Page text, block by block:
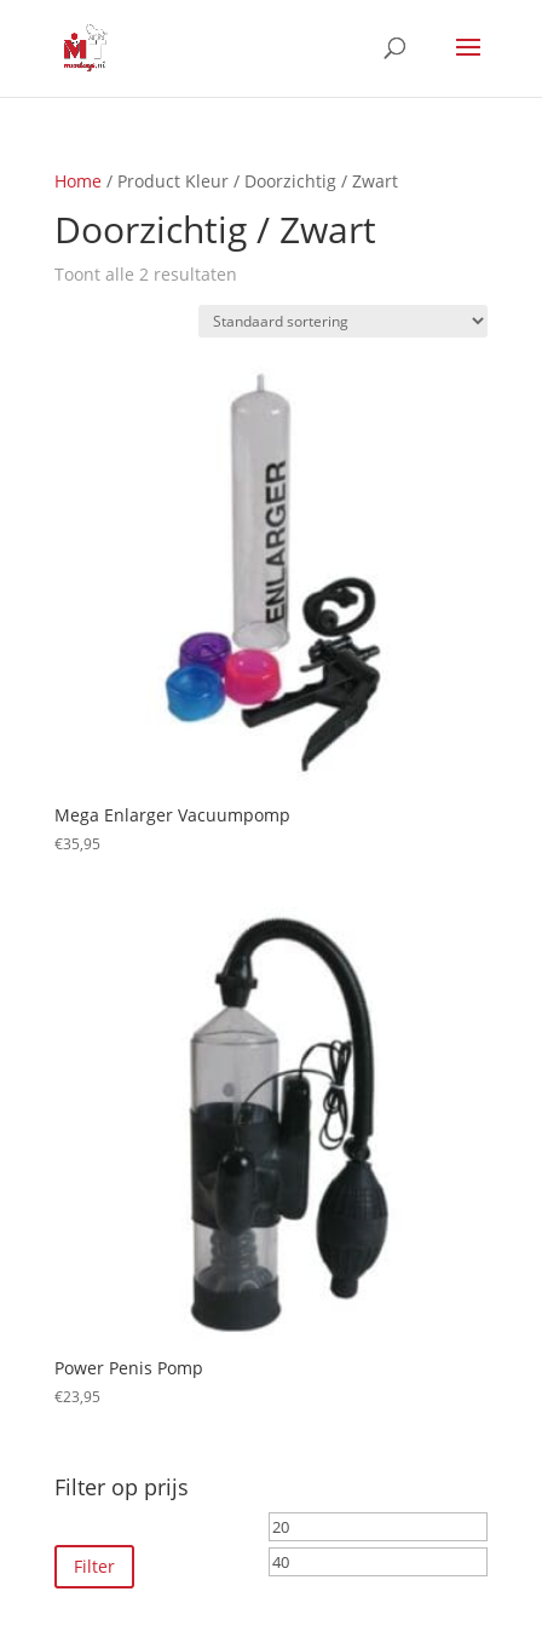
Home/ Product Kleur / Doorzichtig / Zwart
Doorzichtig / Zwart
Toont alle 2 resultaten
Mega Enlarger Vacuumpomp
€35,95
Power Penis Pomp
€23,95
Filter op prijs
Min.
prijs
Filter